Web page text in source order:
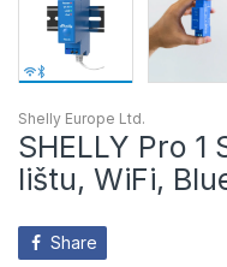
Shelly Europe Ltd.
SHELLY Pro 1
lištu, WiFi,
Share